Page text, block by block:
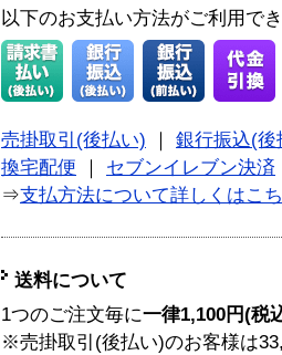
以下のお支払い方法がご利用で
売掛取引(後払い)
銀行振込(後
換宅配便
セブンイレブン決済
⇒支払方法について詳しくはこ
送料について
1つのご注文毎に一律1,100円(税
※売掛取引(後払い)のお客様は